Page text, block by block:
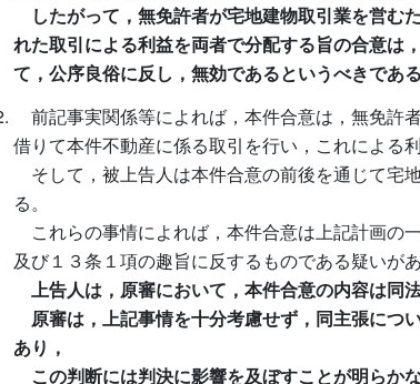
したがって，無免許者が宅地建物取引業を営む
れた取引による利益を両者で分配する旨の合意は
て，公序良俗に反し，無効であるというべきである
前記事実関係等によれば，本件合意は，無免許
借りて本件不動産に係る取引を行い，これによる
そして，被上告人は本件合意の前後を通じて宅
る。
これらの事情によれば，本件合意は上記計画の
及び１３条１項の趣旨に反するものである疑いがあ
上告人は，原審において，本件合意の内容は同
原審は，上記事情を十分考慮せず，同主張につ
あり，
この判断には判決に影響を及ぼすことが明らか